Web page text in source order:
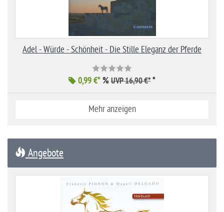
Adel - Würde - Schönheit - Die Stille Eleganz der Pferde
0,99 €*% UVP 16,90 €* *
Mehr anzeigen
Angebote